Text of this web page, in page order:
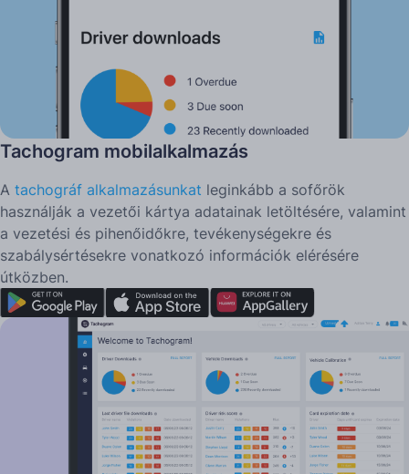
Tachogram mobilalkalmazás
A tachográf alkalmazásunkat leginkább a sofőrök
használják a vezetői kártya adatainak letöltésére, valamint
a vezetési és pihenőidőkre, tevékenységekre és
szabálysértésekre vonatkozó információk elérésére
útközben.